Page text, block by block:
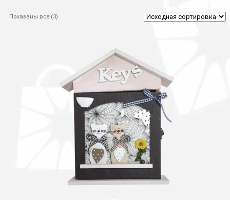
Показаны все (3)